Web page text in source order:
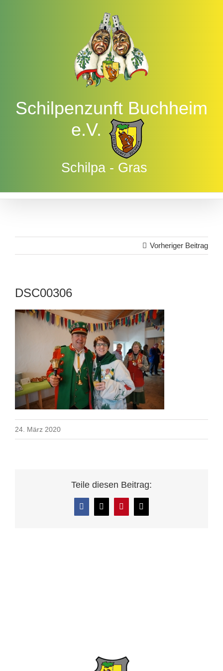
Schilpenzunft Buchheim
e.V.
Schilpa - Gras
Vorheriger Beitrag
DSC00306
24. März 2020
Teile diesen Beitrag:
Facebook
X Pinterest
E-
Mail